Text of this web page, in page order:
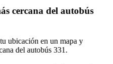
cercana del autobús
ubicación en un mapa y
del autobús 331.